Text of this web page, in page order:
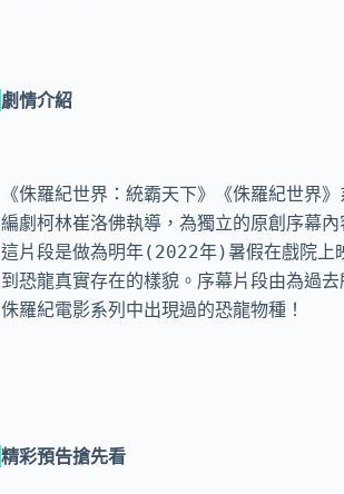
劇情介紹
《侏羅紀世界：統霸天下》《侏羅紀世界
編劇柯林崔洛佛執導，為獨立的原創序幕
這片段是做為明年(2022年)暑假在戲院上
到恐龍真實存在的樣貌。序幕片段由為過
侏羅紀電影系列中出現過的恐龍物種！
精彩預告搶先看